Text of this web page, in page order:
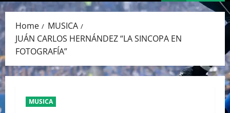
Menu
Home
MUSICA
JUÁN CARLOS HERNÁNDEZ “LA SINCOPA EN
FOTOGRAFÍA”
MUSICA